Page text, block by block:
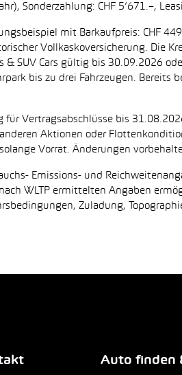
Sonderzahlung: CHF 5’671.–,
mit Barkaufpreis: CHF
Vollkaskoversicherung. Die
& SUV Cars gültig bis 30.09.2026
bis zu drei Fahrzeugen. Bereits
für Vertragsabschlüsse bis
Aktionen oder
Vorrat. Änderungen
Emissions- und
nach WLTP ermittelten Angaben
Zuladung,
Auto finden